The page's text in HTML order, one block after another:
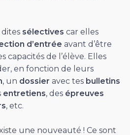
sélectives car elles
d’entrée avant d’être
capacités de l’élève. Elles
en fonction de leurs
, un dossier avec tes bulletins
entretiens, des épreuves
, etc.
une nouveauté ! Ce sont